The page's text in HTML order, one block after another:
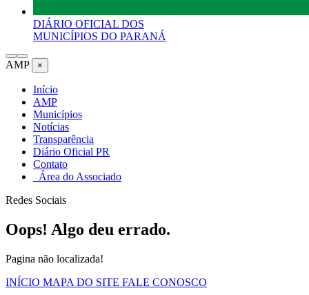
DIÁRIO OFICIAL DOS
MUNICÍPIOS DO PARANÁ
AMP ×
Início
AMP
Municípios
Notícias
Transparência
Diário Oficial PR
Contato
Área do Associado
Redes Sociais
Oops! Algo deu errado.
Pagina não localizada!
INÍCIO MAPA DO SITE FALE CONOSCO